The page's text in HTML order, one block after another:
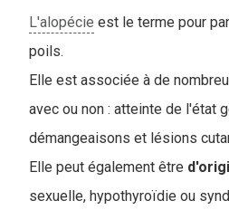
L'alopécie est le terme pour
poils.
Elle est associée à de
avec ou non : atteinte de l'état
démangeaisons et lésions
Elle peut également être
sexuelle, hypothyroïdie ou